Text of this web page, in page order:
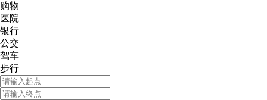
购物
医院
银行
公交
驾车
步行